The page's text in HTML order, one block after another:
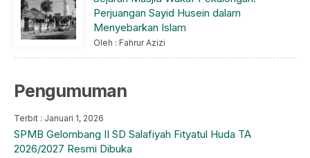
Perjuangan Sayid Husein dalam
Menyebarkan Islam
Oleh : Fahrur Azizi
Pengumuman
Terbit : Januari 1, 2026
SPMB Gelombang II SD Salafiyah Fityatul Huda TA
2026/2027 Resmi Dibuka